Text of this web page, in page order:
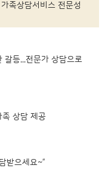
족상담서비스 전문성
갈등...전문가 상담으로
족 상담 제공
받으세요~”